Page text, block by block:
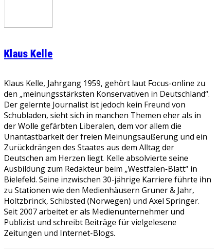
Klaus Kelle
Klaus Kelle, Jahrgang 1959, gehört laut Focus-online zu
den „meinungsstärksten Konservativen in Deutschland“.
Der gelernte Journalist ist jedoch kein Freund von
Schubladen, sieht sich in manchen Themen eher als in
der Wolle gefärbten Liberalen, dem vor allem die
Unantastbarkeit der freien Meinungsäußerung und ein
Zurückdrängen des Staates aus dem Alltag der
Deutschen am Herzen liegt. Kelle absolvierte seine
Ausbildung zum Redakteur beim „Westfalen-Blatt“ in
Bielefeld. Seine inzwischen 30-jährige Karriere führte ihn
zu Stationen wie den Medienhäusern Gruner & Jahr,
Holtzbrinck, Schibsted (Norwegen) und Axel Springer.
Seit 2007 arbeitet er als Medienunternehmer und
Publizist und schreibt Beiträge für vielgelesene
Zeitungen und Internet-Blogs.